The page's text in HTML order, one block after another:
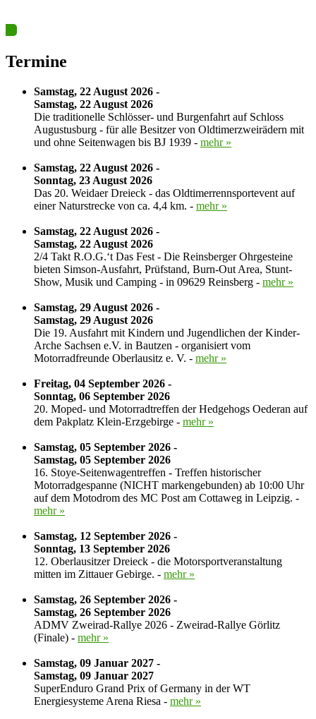
Termine
Samstag, 22 August 2026 -
Samstag, 22 August 2026
Die traditionelle Schlösser- und Burgenfahrt auf Schloss
Augustusburg - für alle Besitzer von Oldtimerzweirädern mit
und ohne Seitenwagen bis BJ 1939 - mehr »
Samstag, 22 August 2026 -
Sonntag, 23 August 2026
Das 20. Weidaer Dreieck - das Oldtimerrennsportevent auf
einer Naturstrecke von ca. 4,4 km. - mehr »
Samstag, 22 August 2026 -
Samstag, 22 August 2026
2/4 Takt R.O.G.‘t Das Fest - Die Reinsberger Ohrgesteine
bieten Simson-Ausfahrt, Prüfstand, Burn-Out Area, Stunt-
Show, Musik und Camping - in 09629 Reinsberg - mehr »
Samstag, 29 August 2026 -
Samstag, 29 August 2026
Die 19. Ausfahrt mit Kindern und Jugendlichen der Kinder-
Arche Sachsen e.V. in Bautzen - organisiert vom
Motorradfreunde Oberlausitz e. V. - mehr »
Freitag, 04 September 2026 -
Sonntag, 06 September 2026
20. Moped- und Motorradtreffen der Hedgehogs Oederan auf
dem Pakplatz Klein-Erzgebirge - mehr »
Samstag, 05 September 2026 -
Samstag, 05 September 2026
16. Stoye-Seitenwagentreffen - Treffen historischer
Motorradgespanne (NICHT markengebunden) ab 10:00 Uhr
auf dem Motodrom des MC Post am Cottaweg in Leipzig. -
mehr »
Samstag, 12 September 2026 -
Sonntag, 13 September 2026
12. Oberlausitzer Dreieck - die Motorsportveranstaltung
mitten im Zittauer Gebirge. - mehr »
Samstag, 26 September 2026 -
Samstag, 26 September 2026
ADMV Zweirad-Rallye 2026 - Zweirad-Rallye Görlitz
(Finale) - mehr »
Samstag, 09 Januar 2027 -
Samstag, 09 Januar 2027
SuperEnduro Grand Prix of Germany in der WT
Energiesysteme Arena Riesa - mehr »